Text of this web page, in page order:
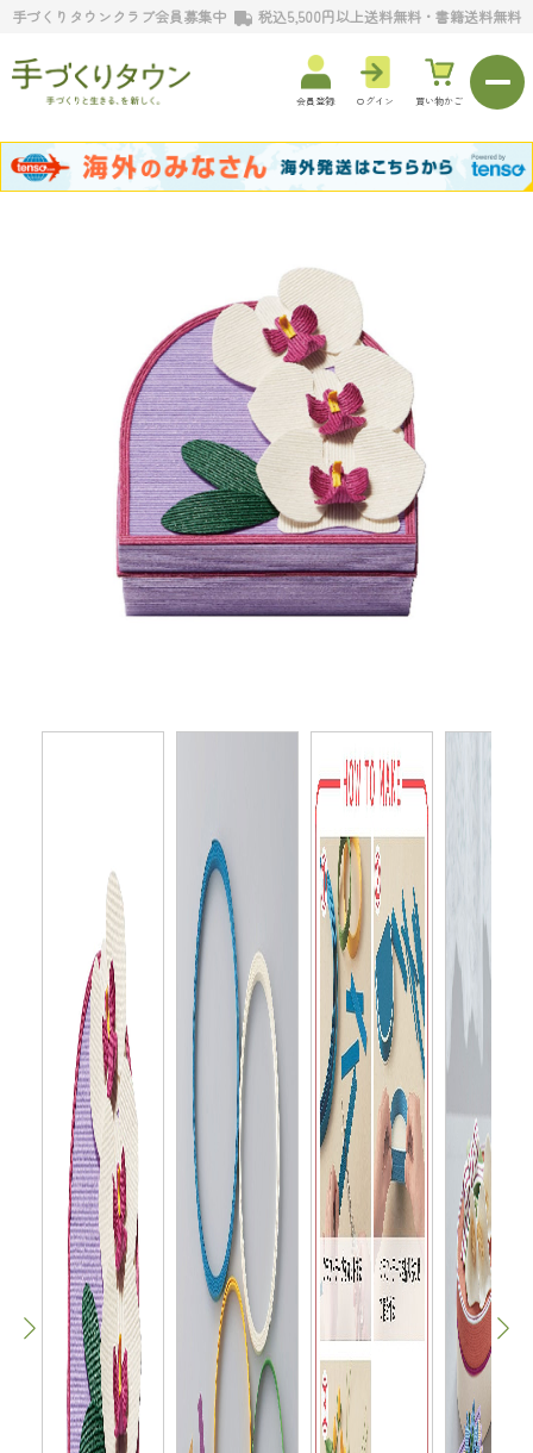
手づくりタウンクラブ会員募集中 税込5,500円以上送料無料・書籍送料無料
会員登録 ログイン 買い物かご